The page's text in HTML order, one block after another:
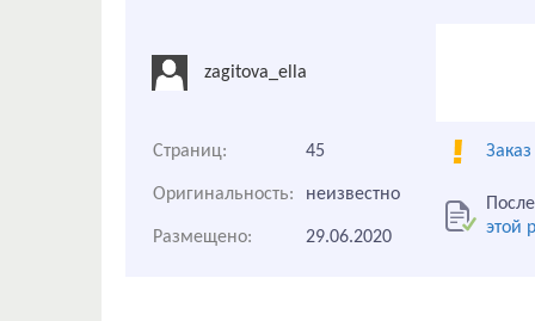
zagitova_ella
Страниц: 45
Оригинальность: неизвестно
этой
Размещено: 29.06.2020